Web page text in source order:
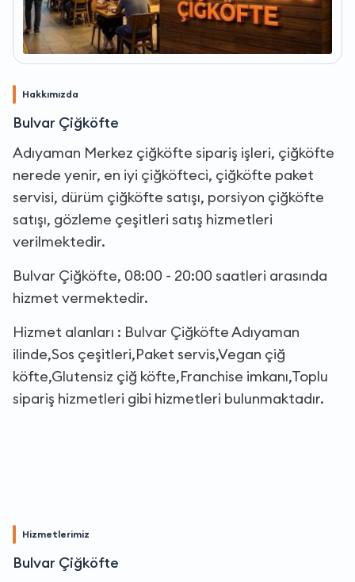
Hakkımızda
Bulvar Çiğköfte
Adıyaman Merkez çiğköfte sipariş işleri, çiğköfte
nerede yenir, en iyi çiğköfteci, çiğköfte paket
servisi, dürüm çiğköfte satışı, porsiyon çiğköfte
satışı, gözleme çeşitleri satış hizmetleri
verilmektedir.
Bulvar Çiğköfte, 08:00 - 20:00 saatleri arasında
hizmet vermektedir.
Hizmet alanları : Bulvar Çiğköfte Adıyaman
ilinde,Sos çeşitleri,Paket servis,Vegan çiğ
köfte,Glutensiz çiğ köfte,Franchise imkanı,Toplu
sipariş hizmetleri gibi hizmetleri bulunmaktadır.
Hizmetlerimiz
Bulvar Çiğköfte